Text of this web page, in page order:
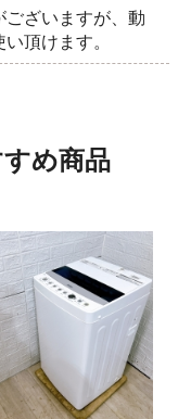
ございますが、動
頂けます。
め商品